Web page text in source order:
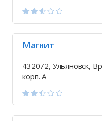
Магнит
432072, Ульяновск,
корп. А